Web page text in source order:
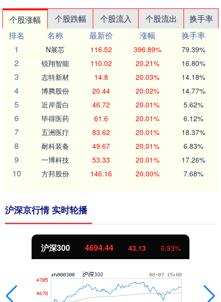
个股涨幅 个股跌幅 个股流入 个股流出
换手率
排名
名称 最新价 涨幅
换手率
1
N展芯 116.52 396.89% 79.39%
2 锐翔智能 110.02 20.21% 16.80%
3 志特新材 14.8 20.03% 14.18%
4 博腾股份 20.44 20.02% 14.77%
5 近岸蛋白 46.72 20.01% 5.62%
6 毕得医药 61.6 20.01% 6.12%
7 五洲医疗 83.62 20.01% 18.37%
8 耐科装备 49.67 20.01% 6.83%
9 一博科技 53.33 20.01% 17.26%
10 方邦股份 146.16 20.00% 7.68%
沪深京行情 实时轮播
沪深300 4694.44 43.13 0.93%